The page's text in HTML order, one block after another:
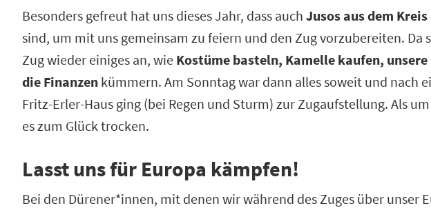
Besonders gefreut hat uns dieses Jahr, dass auch Jusos aus dem
sind, um mit uns gemeinsam zu feiern und den Zug vorzubereiten. Da
Zug wieder einiges an, wie Kostüme basteln, Kamelle kaufen,
die Finanzen kümmern. Am Sonntag war dann alles soweit und nach
Fritz-Erler-Haus ging (bei Regen und Sturm) zur Zugaufstellung. Als
es zum Glück trocken.
Lasst uns für Europa kämpfen!
Bei den Dürener*innen, mit denen wir während des Zuges über unser